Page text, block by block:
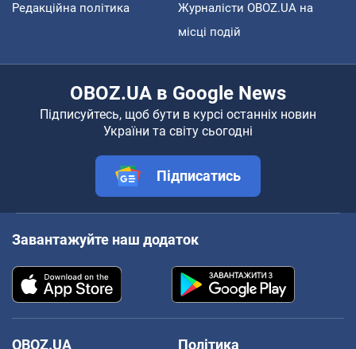
Редакційна політика
Журналісти OBOZ.UA на
місці подій
OBOZ.UA в Google News
Підписуйтесь, щоб бути в курсі останніх новин
України та світу сьогодні
Підписатись
Завантажуйте наш додаток
OBOZ.UA
Політика